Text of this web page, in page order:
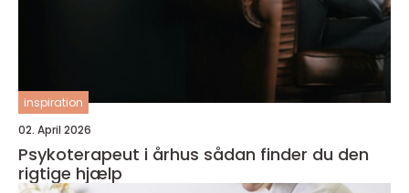
inspiration
02. April 2026
Psykoterapeut i århus sådan finder du den
rigtige hjælp